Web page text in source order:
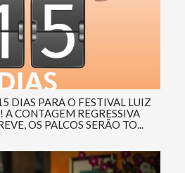
DIAS PARA O FESTIVAL LUIZ
A CONTAGEM REGRESSIVA
OS PALCOS SERÃO TO...